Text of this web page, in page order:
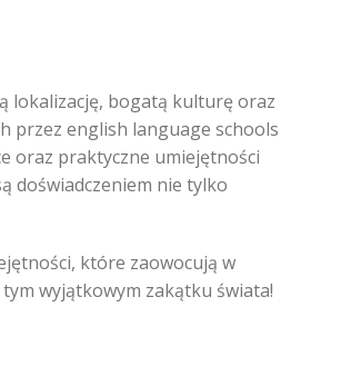
lokalizację, bogatą kulturę oraz
przez english language schools
oraz praktyczne umiejętności
doświadczeniem nie tylko
które zaowocują w
wyjątkowym zakątku świata!